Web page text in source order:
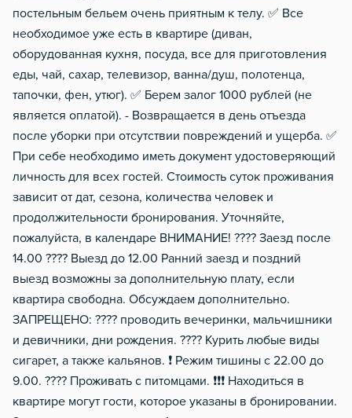
постельным бельем очень приятным к телу. ✅ Все
необходимое уже есть в квартире (диван,
оборудованная кухня, посуда, все для приготовления
еды, чай, сахар, телевизор, ванна/душ, полотенца,
тапочки, фен, утюг). ✅ Берем залог 1000 рублей (не
является оплатой). - Возвращается в день отъезда
после уборки при отсутствии повреждений и ущерба. ✅
При себе необходимо иметь документ удостоверяющий
личность для всех гостей. Стоимость суток проживания
зависит от дат, сезона, количества человек и
продолжительности бронирования. Уточняйте,
пожалуйста, в календаре ВНИМАНИЕ! ???? Заезд после
14.00 ???? Выезд до 12.00 Ранний заезд и поздний
выезд возможны за дополнительную плату, если
квартира свободна. Обсуждаем дополнительно.
ЗАПРЕЩЕНО: ???? проводить вечеринки, мальчишники
и девичники, дни рождения. ???? Курить любые виды
сигарет, а также кальянов. ❗️ Режим тишины с 22.00 до
9.00. ???? Проживать с питомцами. ❗❗❗ Находиться в
квартире могут гости, которое указаны в бронировании.